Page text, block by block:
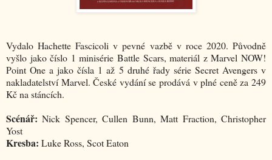
Vydalo Hachette Fascicoli v pevné vazbě v roce 2020. Původně
vyšlo jako číslo 1 minisérie Battle Scars, materiál z Marvel NOW!
Point One a jako čísla 1 až 5 druhé řady série Secret Avengers v
nakladatelství Marvel. České vydání se prodává v plné ceně za 249
Kč na stáncích.
Scénář: Nick Spencer, Cullen Bunn, Matt Fraction, Christopher
Yost
Kresba: Luke Ross, Scot Eaton